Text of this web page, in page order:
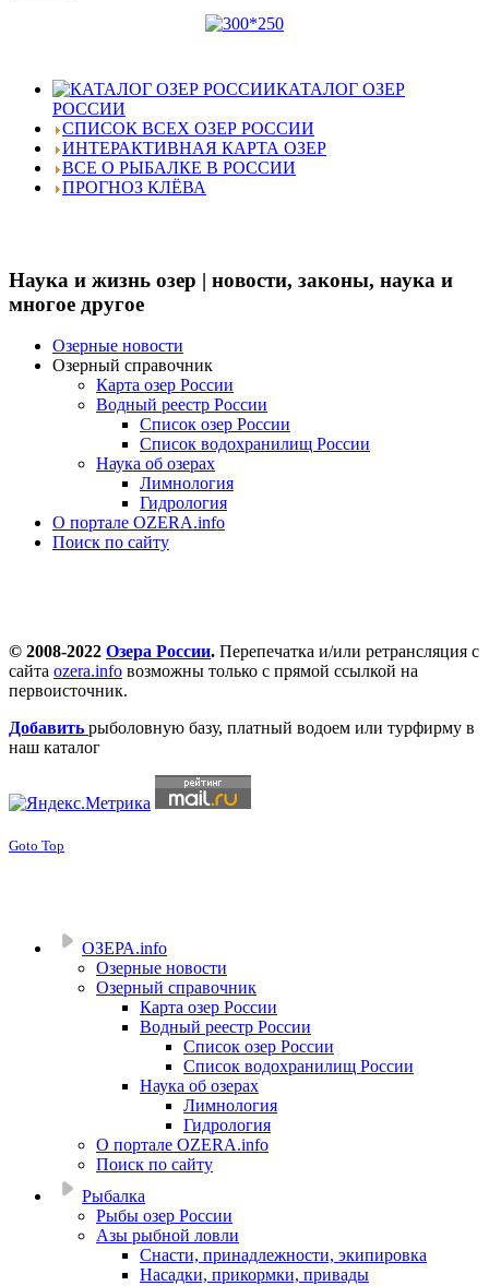
КАТАЛОГ ОЗЕР
РОССИИ
СПИСОК ВСЕХ ОЗЕР РОССИИ
ИНТЕРАКТИВНАЯ КАРТА ОЗЕР
ВСЕ О РЫБАЛКЕ В РОССИИ
ПРОГНОЗ КЛЁВА
Наука и жизнь озер | новости, законы, наука и
многое другое
Озерные новости
Озерный справочник
Карта озер России
Водный реестр России
Список озер России
Список водохранилищ России
Наука об озерах
Лимнология
Гидрология
О портале OZERA.info
Поиск по сайту
© 2008-2022 Озера России. Перепечатка и/или ретрансляция с
сайта ozera.info возможны только с прямой ссылкой на
первоисточник.
Добавить рыболовную базу, платный водоем или турфирму в
наш каталог
Goto Top
ОЗЕРА.info
Озерные новости
Озерный справочник
Карта озер России
Водный реестр России
Список озер России
Список водохранилищ России
Наука об озерах
Лимнология
Гидрология
О портале OZERA.info
Поиск по сайту
Рыбалка
Рыбы озер России
Азы рыбной ловли
Снасти, принадлежности, экипировка
Насадки, прикормки, привады